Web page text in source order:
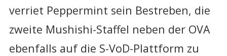
verriet Peppermint sein Bestreben, die
zweite Mushishi-Staffel neben der OVA
ebenfalls auf die S-VoD-Plattform zu